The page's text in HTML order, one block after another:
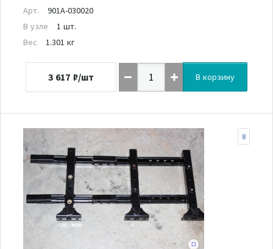
Арт.
901A-030020
В узле
1 шт.
Вес
1.301 кг
3 617 ₽/шт В корзину
8